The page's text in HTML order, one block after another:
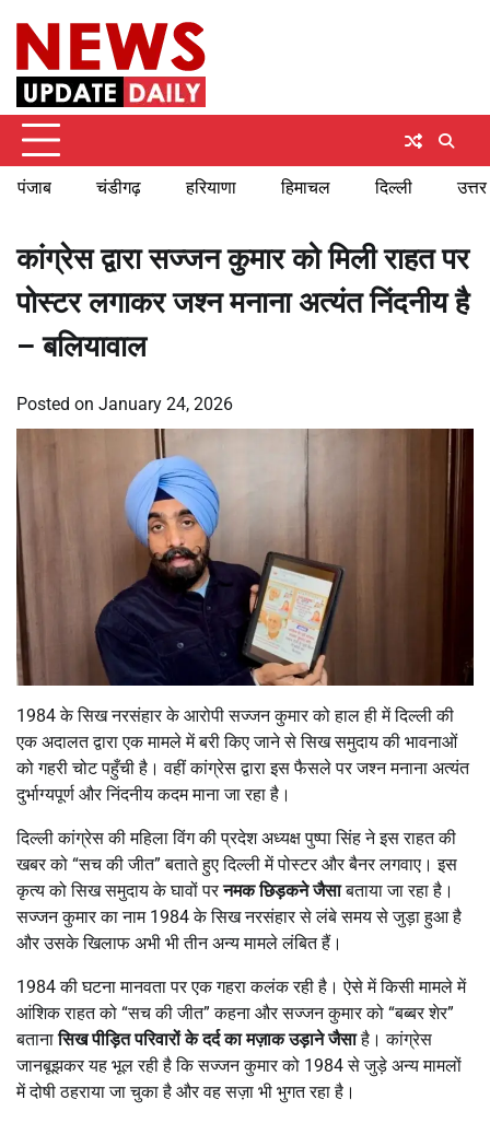
content
पंजाब चंडीगढ़ हरियाणा हिमाचल दिल्ली
कांग्रेस द्वारा सज्जन कुमार को मिली राहत पर
पोस्टर लगाकर जश्न मनाना अत्यंत निंदनीय है
– बलियावाल
Posted on January 24, 2026
1984 के सिख नरसंहार के आरोपी सज्जन कुमार को हाल ही में दिल्ली की
एक अदालत द्वारा एक मामले में बरी किए जाने से सिख समुदाय की भावनाओं
को गहरी चोट पहुँची है। वहीं कांग्रेस द्वारा इस फैसले पर जश्न मनाना अत्यंत
दुर्भाग्यपूर्ण और निंदनीय कदम माना जा रहा है।
दिल्ली कांग्रेस की महिला विंग की प्रदेश अध्यक्ष पुष्पा सिंह ने इस राहत की
खबर को “सच की जीत” बताते हुए दिल्ली में पोस्टर और बैनर लगवाए। इस
कृत्य को सिख समुदाय के घावों परनमक छिड़कने जैसाबताया जा रहा है।
सज्जन कुमार का नाम 1984 के सिख नरसंहार से लंबे समय से जुड़ा हुआ है
और उसके खिलाफ अभी भी तीन अन्य मामले लंबित हैं।
1984 की घटना मानवता पर एक गहरा कलंक रही है। ऐसे में किसी मामले में
आंशिक राहत को “सच की जीत” कहना और सज्जन कुमार को “बब्बर शेर”
बतानासिख पीड़ित परिवारों के दर्द का मज़ाक उड़ाने जैसाहै। कांग्रेस
जानबूझकर यह भूल रही है कि सज्जन कुमार को 1984 से जुड़े अन्य मामलों
में दोषी ठहराया जा चुका है और वह सज़ा भी भुगत रहा है।